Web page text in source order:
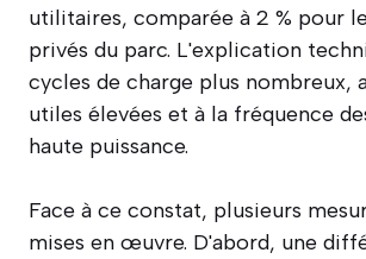
utilitaires, comparée à 2 % pour
privés du parc. L'explication
cycles de charge plus nombreux,
utiles élevées et à la fréquence
haute puissance.
Face à ce constat, plusieurs
mises en œuvre. D'abord, une